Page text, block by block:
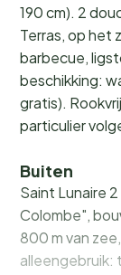
190 cm). 2
Terras, op het
barbecue,
beschikking:
gratis).
particulier
Buiten
Saint Lunaire
Colombe",
800 m van
alleengebruik: